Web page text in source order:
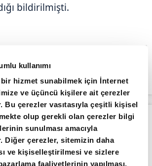
kullanımı
hizmet sunabilmek için İnternet
ve üçüncü kişilere ait çerezler
Bu çerezler vasıtasıyla çeşitli kişisel
olup gerekli olan çerezler bilgi
sunulması amacıyla
Diğer çerezler, sitemizin daha
ve kişiselleştirilmesi ve sizlere
faaliyetlerinin yapılması,
bildirilmişti.
Borsa güne düşüşle başladı
Tarihi: 04.08.2026 10:56
düşüşle başladı